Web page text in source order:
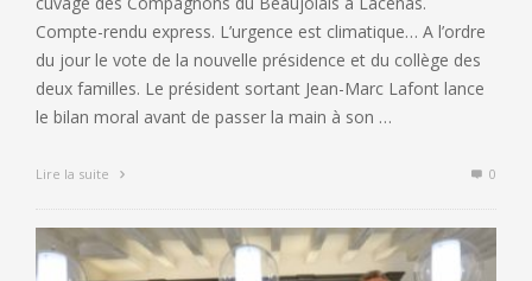
Compte-rendu express. L’urgence est climatique… A l’ordre
du jour le vote de la nouvelle présidence et du collège des
deux familles. Le président sortant Jean-Marc Lafont lance
le bilan moral avant de passer la main à son …
Lire la suite 0